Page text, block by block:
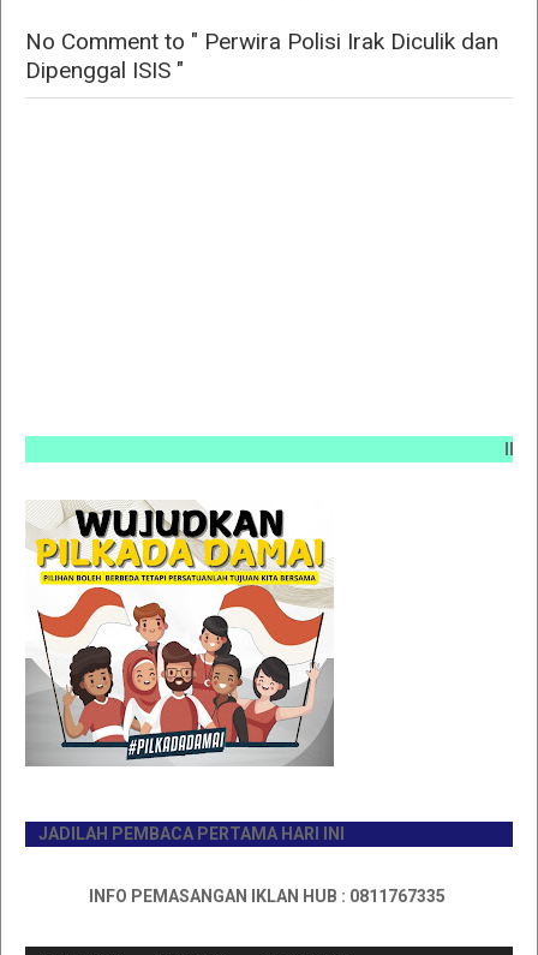
No Comment to " Perwira Polisi Irak Diculik dan
Dipenggal ISIS "
JADILAH PEMBACA PERTAMA HARI INI
INFO PEMASANGAN IKLAN HUB : 0811767335